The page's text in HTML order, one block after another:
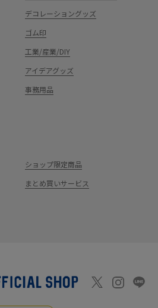
デコレーショングッズ
ゴム印
工業/産業/DIY
アイデアグッズ
事務用品
ショップ限定商品
まとめ買いサービス